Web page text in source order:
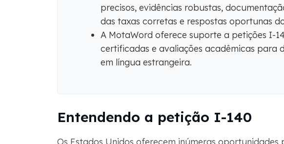
precisos, evidências robustas,
das taxas corretas e respostas oportunas
A MotaWord oferece suporte a petições I-
certificadas e avaliações acadêmicas para
em língua estrangeira.
Entendendo a petição I-140